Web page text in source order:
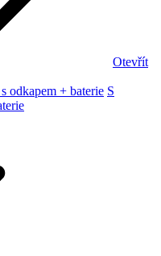
Otevřít
odkapem + baterie S